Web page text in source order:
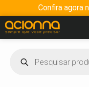
Confira agora